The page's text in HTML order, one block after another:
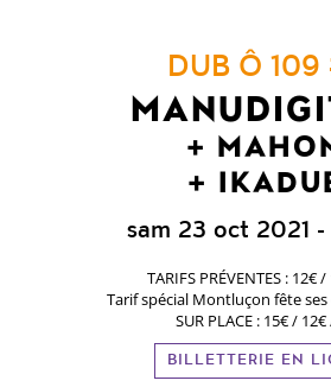
DUB Ô 109
sam 23 oct 2021
TARIFS PRÉVENTES : 12€
Tarif spécial Montluçon fête
SUR PLACE : 15€ /
BILLETTERIE EN